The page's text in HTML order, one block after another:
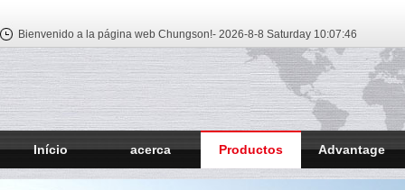
Bienvenido a la página web Chungson!- 2026-8-8 Saturday 10:07:47
Início acerca Productos Advantage